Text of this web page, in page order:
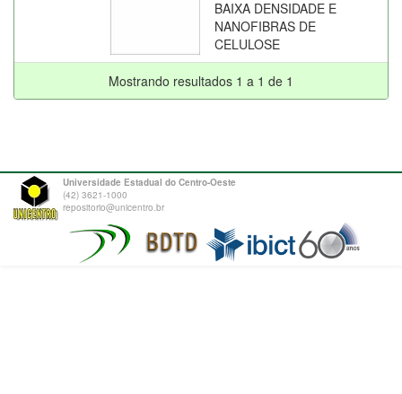
BAIXA DENSIDADE E
NANOFIBRAS DE
CELULOSE
Mostrando resultados 1 a 1 de 1
Universidade Estadual do Centro-Oeste
(42) 3621-1000
repositorio@unicentro.br